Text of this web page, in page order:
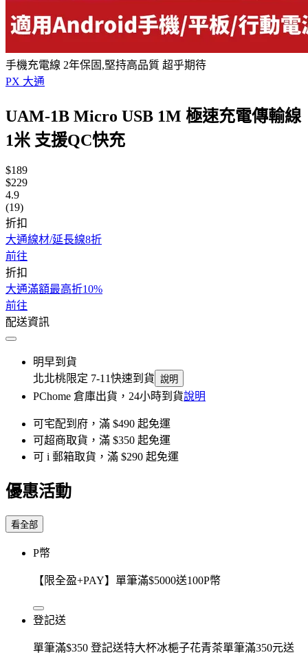
手機充電線 2年保固,堅持高品質 超乎期待
PX 大通
UAM-1B Micro USB 1M 極速充電傳輸線
1米 支援QC快充
$189
$229
4.9
(19)
折扣
大通線材/延長線8折
前往
折扣
大通滿額最高折10%
前往
配送資訊
明早到貨
北北桃限定 7-11快速到貨 說明
PChome 倉庫出貨，24小時到貨說明
可宅配到府，滿 $490 起免運
可超商取貨，滿 $350 起免運
可 i 郵箱取貨，滿 $290 起免運
優惠活動
看全部
P幣
【限全盈+PAY】單筆滿$5000送100P幣
登記送
單筆滿$350 登記送特大杯冰梔子花青茶單筆滿350元送